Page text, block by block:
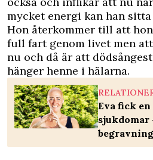
mycket energi kan han
Hon återkommer till att
full fart genom livet men
nu och då är att
hänger henne i hälarna.
Eva fick
sjukdomar
begravning